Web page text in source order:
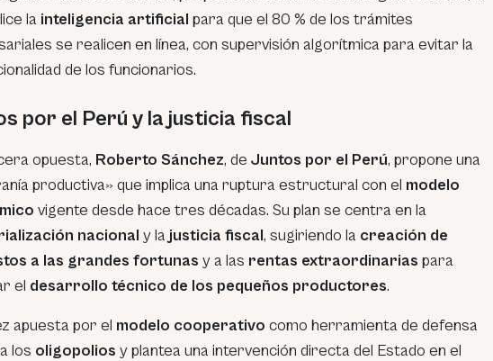
la inteligencia artificial para que el 80 % de los trámites
se realicen en línea, con supervisión algorítmica para evitar la
de los funcionarios.
por el Perú y la justicia fiscal
opuesta, Roberto Sánchez, de Juntos por el Perú, propone una
productiva» que implica una ruptura estructural con el modelo
vigente desde hace tres décadas. Su plan se centra en la
nacional y la justicia fiscal, sugiriendo la creación de
a las grandes fortunas y a las rentas extraordinarias para
el desarrollo técnico de los pequeños productores.
apuesta por el modelo cooperativo como herramienta de defensa
los oligopolios y plantea una intervención directa del Estado en el